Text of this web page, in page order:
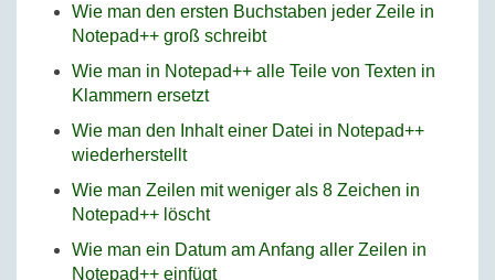
Wie man den ersten Buchstaben jeder Zeile in
Notepad++ groß schreibt
Wie man in Notepad++ alle Teile von Texten in
Klammern ersetzt
Wie man den Inhalt einer Datei in Notepad++
wiederherstellt
Wie man Zeilen mit weniger als 8 Zeichen in
Notepad++ löscht
Wie man ein Datum am Anfang aller Zeilen in
Notepad++ einfügt